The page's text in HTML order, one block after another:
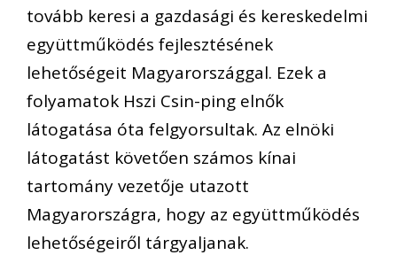
tovább keresi a gazdasági és kereskedelmi
együttműködés fejlesztésének
lehetőségeit Magyarországgal. Ezek a
folyamatok Hszi Csin-ping elnők
látogatása óta felgyorsultak. Az elnöki
látogatást követően számos kínai
tartomány vezetője utazott
Magyarországra, hogy az együttműködés
lehetőségeiről tárgyaljanak.